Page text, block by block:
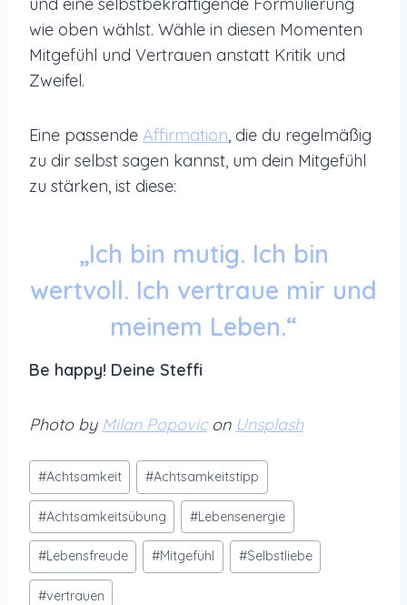
wie oben wählst. Wähle in diesen Momenten
Mitgefühl und Vertrauen anstatt Kritik und
Zweifel.
Eine passende Affirmation, die du regelmäßig
zu dir selbst sagen kannst, um dein Mitgefühl
zu stärken, ist diese:
„Ich bin mutig. Ich bin
wertvoll. Ich vertraue mir und
meinem Leben.“
Be happy! Deine Steffi
Photo by Milan Popovicon Unsplash
Schlagworte:
#Achtsamkeit #Achtsamkeitstipp
#Achtsamkeitsübung #Lebensenergie
#Lebensfreude #Mitgefühl #Selbstliebe
#vertrauen